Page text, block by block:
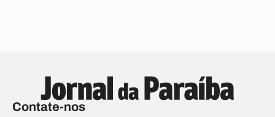
Contate-nos